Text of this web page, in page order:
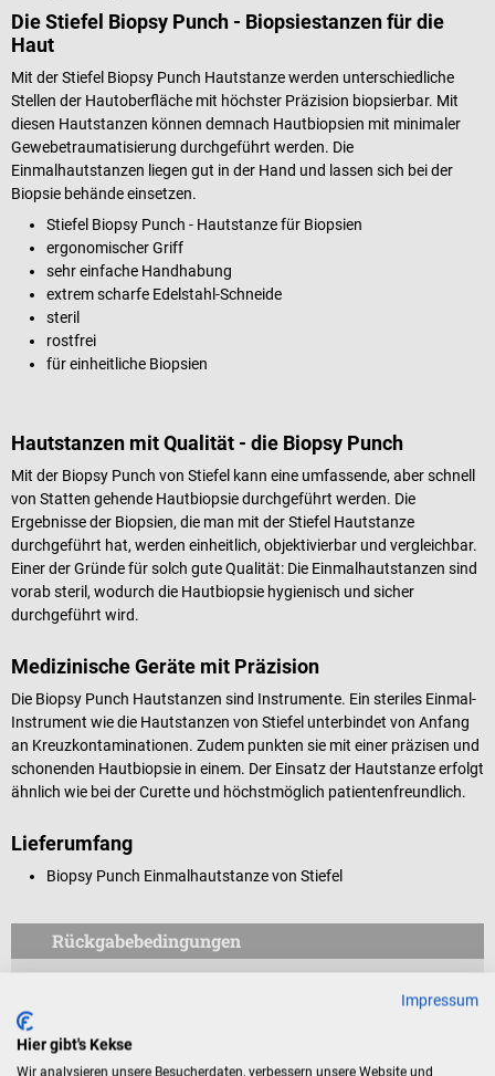
Die Stiefel Biopsy Punch - Biopsiestanzen für die
Haut
Mit der Stiefel Biopsy Punch Hautstanze werden unterschiedliche
Stellen der Hautoberfläche mit höchster Präzision biopsierbar. Mit
diesen Hautstanzen können demnach Hautbiopsien mit minimaler
Gewebetraumatisierung durchgeführt werden. Die
Einmalhautstanzen liegen gut in der Hand und lassen sich bei der
Biopsie behände einsetzen.
Stiefel Biopsy Punch - Hautstanze für Biopsien
ergonomischer Griff
sehr einfache Handhabung
extrem scharfe Edelstahl-Schneide
steril
rostfrei
für einheitliche Biopsien
Hautstanzen mit Qualität - die Biopsy Punch
Mit der Biopsy Punch von Stiefel kann eine umfassende, aber schnell
von Statten gehende Hautbiopsie durchgeführt werden. Die
Ergebnisse der Biopsien, die man mit der Stiefel Hautstanze
durchgeführt hat, werden einheitlich, objektivierbar und vergleichbar.
Einer der Gründe für solch gute Qualität: Die Einmalhautstanzen sind
vorab steril, wodurch die Hautbiopsie hygienisch und sicher
durchgeführt wird.
Medizinische Geräte mit Präzision
Die Biopsy Punch Hautstanzen sind Instrumente. Ein steriles Einmal-
Instrument wie die Hautstanzen von Stiefel unterbindet von Anfang
an Kreuzkontaminationen. Zudem punkten sie mit einer präzisen und
schonenden Hautbiopsie in einem. Der Einsatz der Hautstanze erfolgt
ähnlich wie bei der Curette und höchstmöglich patientenfreundlich.
Lieferumfang
Biopsy Punch Einmalhautstanze von Stiefel
Rückgabebedingungen
Für Verbraucher besteht das Widerrufsrecht nicht bei
Verträgen zur Lieferung versiegelter Waren, die aus
Impressum
Hier gibt's Kekse
Wir analysieren unsere Besucherdaten, verbessern unsere Website und